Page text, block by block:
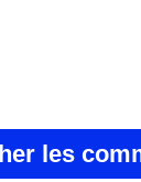
les